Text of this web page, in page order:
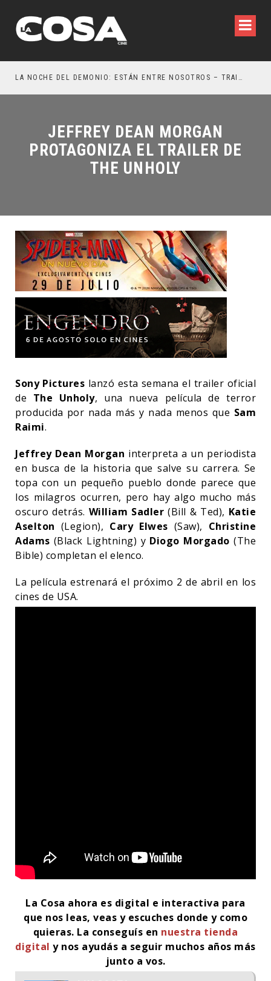
LA NOCHE DEL DEMONIO: ESTÁN ENTRE NOSOTROS – TRAILER FINAL
JEFFREY DEAN MORGAN
PROTAGONIZA EL TRAILER DE
THE UNHOLY
Sony Pictures lanzó esta semana el trailer oficial
de The Unholy, una nueva película de terror
producida por nada más y nada menos que Sam
Raimi.
Jeffrey Dean Morgan interpreta a un periodista
en busca de la historia que salve su carrera. Se
topa con un pequeño pueblo donde parece que
los milagros ocurren, pero hay algo mucho más
oscuro detrás. William Sadler (Bill & Ted), Katie
Aselton (Legion), Cary Elwes (Saw), Christine
Adams (Black Lightning) y Diogo Morgado (The
Bible) completan el elenco.
La película estrenará el próximo 2 de abril en los
cines de USA.
La Cosa ahora es digital e interactiva para
que nos leas, veas y escuches donde y como
quieras. La conseguís en nuestra tienda
digital y nos ayudás a seguir muchos años más
junto a vos.